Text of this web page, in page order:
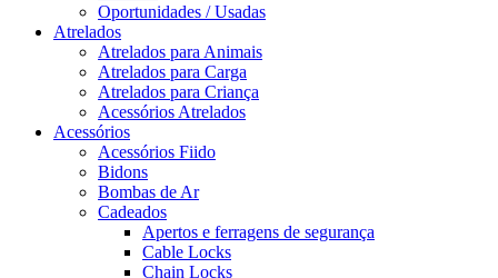
Oportunidades / Usadas
Atrelados
Atrelados para Animais
Atrelados para Carga
Atrelados para Criança
Acessórios Atrelados
Acessórios
Acessórios Fiido
Bidons
Bombas de Ar
Cadeados
Apertos e ferragens de segurança
Cable Locks
Chain Locks